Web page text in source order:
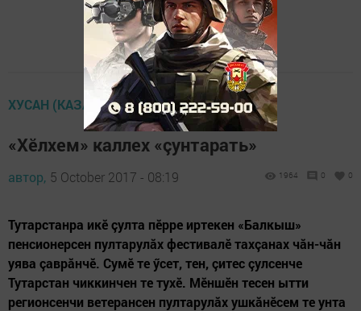
ХУСАН (КАЗАНЬ)
«Хӗлхем» каллех «çунтарать»
автор, 5 October 2017 - 08:19 1964 0 0
Тутарстанра икӗ çулта пӗрре иртекен «Балкыш»
пенсионерсен пултарулăх фестивалӗ тахçанах чăн-чăн
уява çаврăнчӗ. Сумӗ те ӳсет, тен, çитес çулсенче
Тутарстан чиккинчен те тухӗ. Мӗншӗн тесен ытти
регионсенчи ветерансен пултарулăх ушкăнӗсем те унта